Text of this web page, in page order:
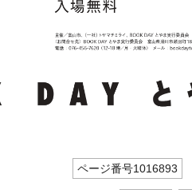
ページ番号1016893